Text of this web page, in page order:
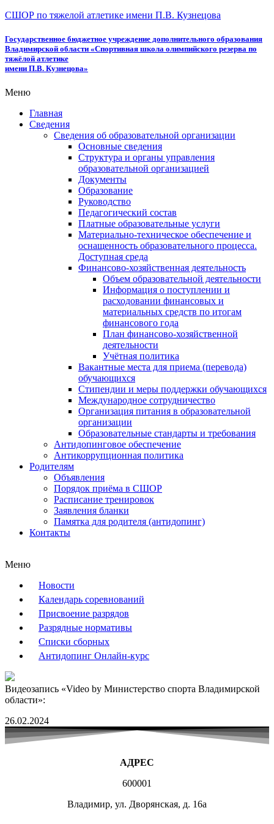
СШОР по тяжелой атлетике имени П.В. Кузнецова
Государственное бюджетное учреждение дополнительного образования
Владимирской области «Спортивная школа олимпийского резерва по
тяжёлой атлетике
имени П.В. Кузнецова»
Меню
Главная
Сведения
Сведения об образовательной организации
Основные сведения
Структура и органы управления
образовательной организацией
Документы
Образование
Руководство
Педагогический состав
Платные образовательные услуги
Материально-техническое обеспечение и
оснащенность образовательного процесса.
Доступная среда
Финансово-хозяйственная деятельность
Объем образовательной деятельности
Информация о поступлении и
расходовании финансовых и
материальных средств по итогам
финансового года
План финансово-хозяйственной
деятельности
Учётная политика
Вакантные места для приема (перевода)
обучающихся
Стипендии и меры поддержки обучающихся
Международное сотрудничество
Организация питания в образовательной
организации
Образовательные стандарты и требования
Антидопинговое обеспечение
Антикоррупционная политика
Родителям
Объявления
Порядок приёма в СШОР
Расписание тренировок
Заявления бланки
Памятка для родителя (антидопинг)
Контакты
Меню
Новости
Календарь соревнований
Присвоение разрядов
Разрядные нормативы
Списки сборных
Антидопинг Онлайн-курс
Видеозапись «Video by Министерство спорта Владимирской
области»:
26.02.2024
АДРЕС
600001
Владимир, ул. Дворянская, д. 16а